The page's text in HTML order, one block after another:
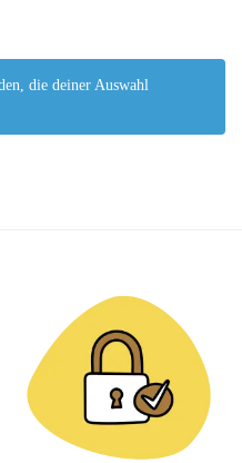
die deiner Auswahl